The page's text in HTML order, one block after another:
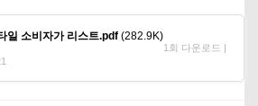
일 소비자가 리스트.pdf (282.9K)
1회 다운로드 |